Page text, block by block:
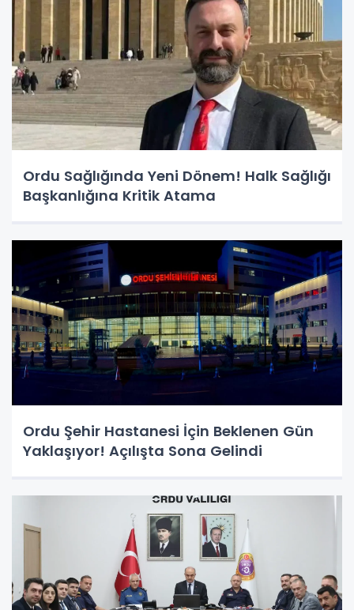
Ordu Sağlığında Yeni Dönem! Halk Sağlığı
Başkanlığına Kritik Atama
Ordu Şehir Hastanesi İçin Beklenen Gün
Yaklaşıyor! Açılışta Sona Gelindi